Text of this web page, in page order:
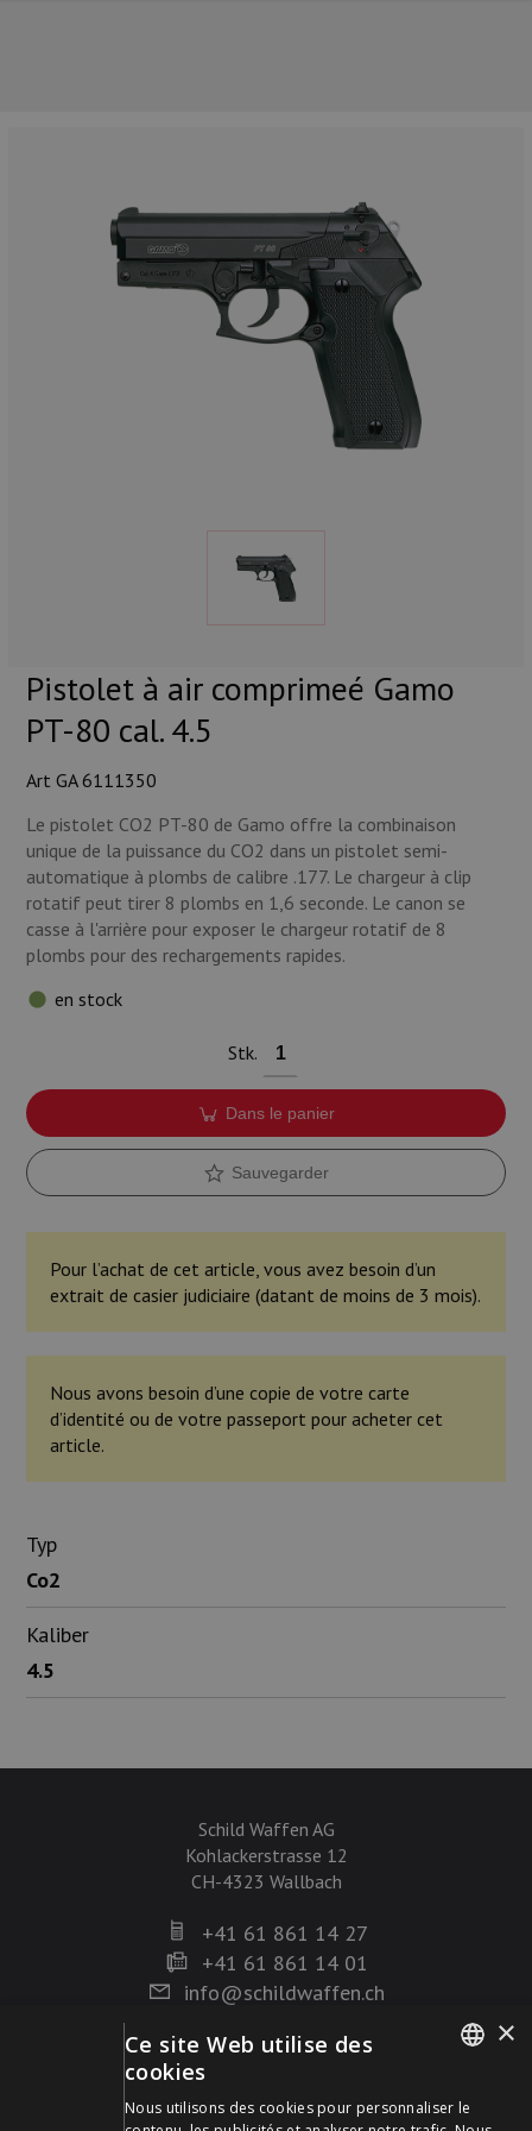
Pistolet à air comprimeé Gamo
PT-80 cal. 4.5
Art GA 6111350
Le pistolet CO2 PT-80 de Gamo offre la combinaison
unique de la puissance du CO2 dans un pistolet semi-
automatique à plombs de calibre .177. Le chargeur à clip
rotatif peut tirer 8 plombs en 1,6 seconde. Le canon se
casse à l'arrière pour exposer le chargeur rotatif de 8
plombs pour des rechargements rapides.
en stock
Stk.
Dans le panier
Sauvegarder
Pour l’achat de cet article, vous avez besoin d’un
extrait de casier judiciaire (datant de moins de 3 mois).
Nous avons besoin d’une copie de votre carte
d’identité ou de votre passeport pour acheter cet
article.
Typ
Co2
Kaliber
4.5
Schild Waffen AG
Kohlackerstrasse 12
CH-4323 Wallbach
+41 61 861 14 27
+41 61 861 14 01
info@schildwaffen.ch
Mode de paiement
NOS PRINCIPALES MARQUES
×
Ce site Web utilise des
cookies
Nous utilisons des cookies pour personnaliser le